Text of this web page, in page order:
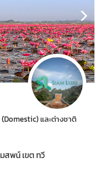
และต่างชาติ
สพน์ เขต ทวี